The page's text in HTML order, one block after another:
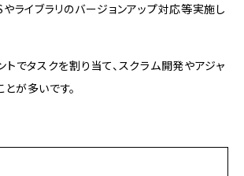
やライブラリのバージョンアップ対応等実施し
でタスクを割り当て、スクラム開発やアジャ
が多いです。